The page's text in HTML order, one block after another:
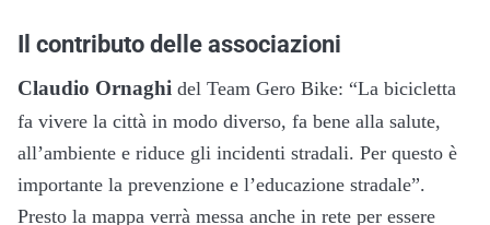
Il contributo delle associazioni
Claudio Ornaghi del Team Gero Bike: “La bicicletta
fa vivere la città in modo diverso, fa bene alla salute,
all’ambiente e riduce gli incidenti stradali. Per questo è
importante la prevenzione e l’educazione stradale”.
Presto la mappa verrà messa anche in rete per essere